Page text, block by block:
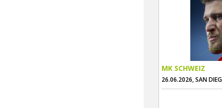
MK SCHWEIZ
26.06.2026, SAN